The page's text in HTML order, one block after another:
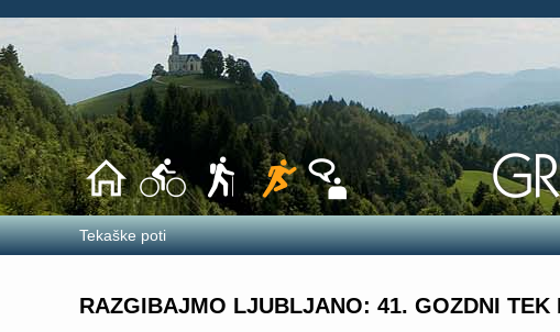
Tekaške poti
RAZGIBAJMO LJUBLJANO: 41. GOZDNI TEK